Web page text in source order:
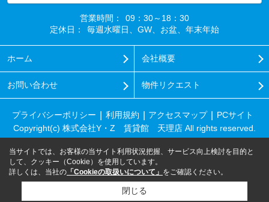
営業時間：
09：30～18：30
定休日：
毎週水曜日、GW、お盆、年末年始
ホーム 会社概要
お問い合わせ 物件リクエスト
プライバシーポリシー 利用規約 アクセスマップ
PCサイト
Copyright(c) 株式会社Y・Z 賃貸館 天理店 All rights reserved.
当サイトでは、お客様の当サイト利用状況把握、サービス向上検討を目的と
して、クッキー（Cookie）を使用しています。
詳しくは、当社の 「Cookieの取扱いについて」 をご確認ください。
閉じる